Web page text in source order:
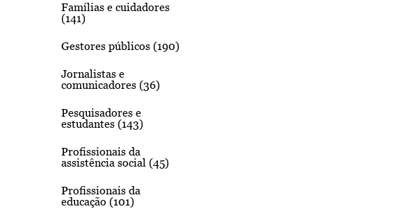
Famílias e cuidadores
(141)
Gestores públicos (190)
Jornalistas e
comunicadores (36)
Pesquisadores e
estudantes (143)
Profissionais da
assistência social (45)
Profissionais da
educação (101)